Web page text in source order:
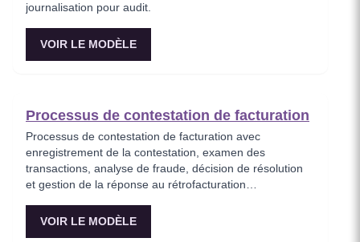
journalisation pour audit.
VOIR LE MODÈLE
Processus de contestation de facturation
Processus de contestation de facturation avec
enregistrement de la contestation, examen des
transactions, analyse de fraude, décision de résolution
et gestion de la réponse au rétrofacturation
VOIR LE MODÈLE